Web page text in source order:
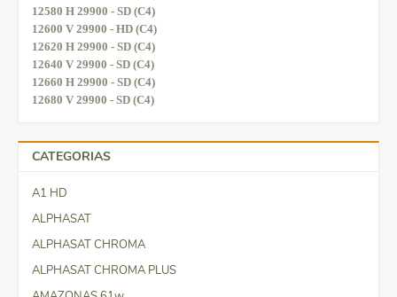
12580 H 29900 - SD (C4)
12600 V 29900 - HD (C4)
12620 H 29900 - SD (C4)
12640 V 29900 - SD (C4)
12660 H 29900 - SD (C4)
12680 V 29900 - SD (C4)
CATEGORIAS
A1 HD
ALPHASAT
ALPHASAT CHROMA
ALPHASAT CHROMA PLUS